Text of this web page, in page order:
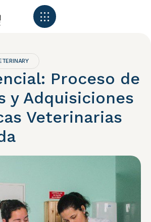
Proceso de
y Adquisiciones
Veterinarias